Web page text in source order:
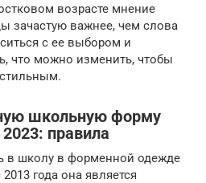
возрасте мнение
зачастую важнее, чем слова
с ее выбором и
что можно изменить, чтобы
школьную форму
правила
в школу в форменной одежде
года она является